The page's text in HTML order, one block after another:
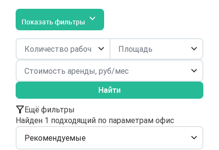
Показать фильтры
Найти
Ещё фильтры
Найден 1 подходящий по параметрам офис
Рекомендуемые